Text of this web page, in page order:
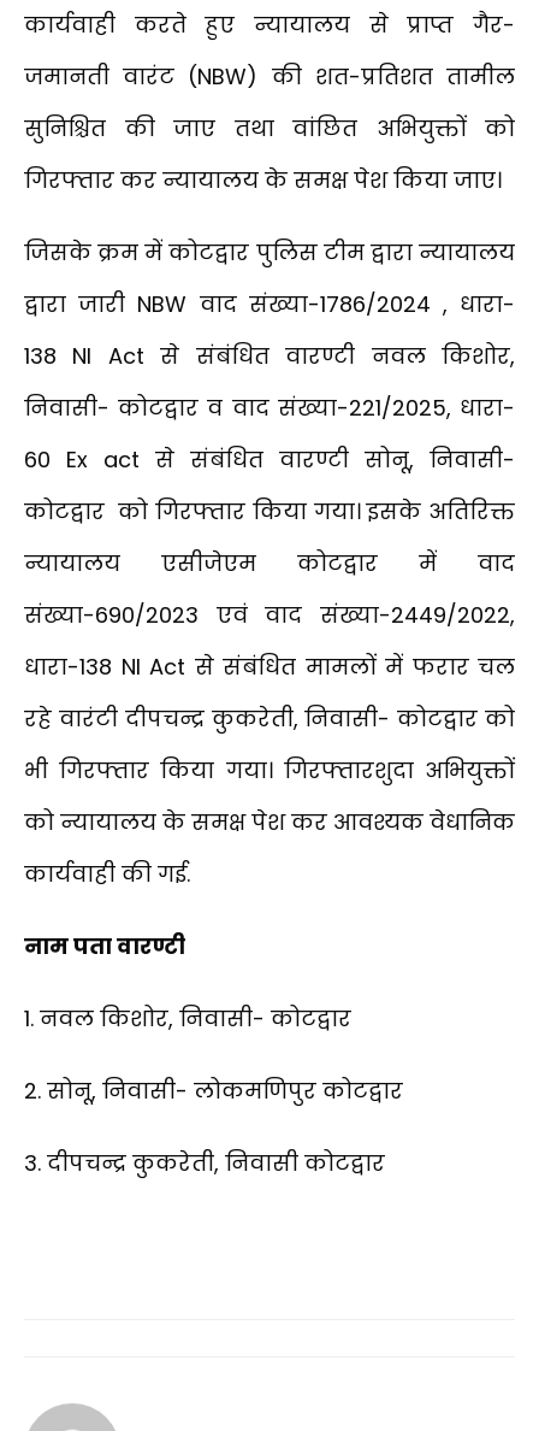
कार्यवाही करते हुए न्यायालय से प्राप्त गैर-
जमानती वारंट (NBW) की शत-प्रतिशत तामील
सुनिश्चित की जाए तथा वांछित अभियुक्तों को
गिरफ्तार कर न्यायालय के समक्ष पेश किया जाए।
जिसके क्रम में कोटद्वार पुलिस टीम द्वारा न्यायालय
द्वारा जारी NBW वाद संख्या-1786/2024 , धारा-
138 NI Act से संबंधित वारण्टी नवल किशोर,
निवासी- कोटद्वार व वाद संख्या-221/2025, धारा-
60 Ex act से संबंधित वारण्टी सोनू, निवासी-
कोटद्वार को गिरफ्तार किया गया। इसके अतिरिक्त
न्यायालय एसीजेएम कोटद्वार में वाद
संख्या-690/2023 एवं वाद संख्या-2449/2022,
धारा-138 NI Act से संबंधित मामलों में फरार चल
रहे वारंटी दीपचन्द्र कुकरेती, निवासी- कोटद्वार को
भी गिरफ्तार किया गया। गिरफ्तारशुदा अभियुक्तों
को न्यायालय के समक्ष पेश कर आवश्यक वेधानिक
कार्यवाही की गई.
नाम पता वारण्टी
1. नवल किशोर, निवासी- कोटद्वार
2. सोनू, निवासी- लोकमणिपुर कोटद्वार
3. दीपचन्द्र कुकरेती, निवासी कोटद्वार